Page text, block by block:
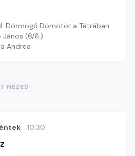
Dörmögő Dömötör a Tátrában
János (6/6.)
Andrea
NÉZED
10:30